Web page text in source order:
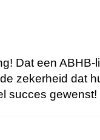
Dat een ABHB-
zekerheid dat
succes gewenst!